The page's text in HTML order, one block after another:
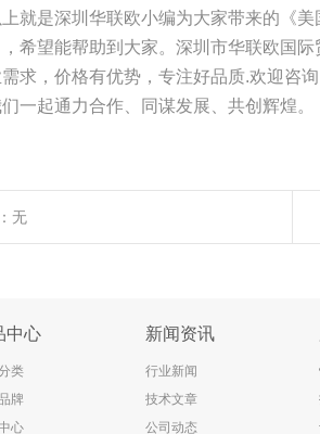
就是深圳华联欧小编为大家带来的《美
希望能帮助到大家。深圳市华联欧国
求，价格有优势，专注好品质.欢迎咨
一起通力合作、同谋发展、共创辉煌。
无
中心
类
牌
心
新闻资讯
行业新闻
技术文章
公司动态